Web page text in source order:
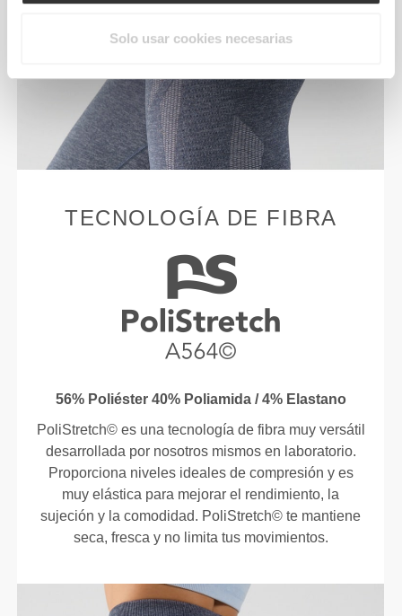
Solo usar cookies necesarias
TECNOLOGÍA DE FIBRA
56% Poliéster 40% Poliamida / 4% Elastano
PoliStretch© es una tecnología de fibra muy versátil
desarrollada por nosotros mismos en laboratorio.
Proporciona niveles ideales de compresión y es
muy elástica para mejorar el rendimiento, la
sujeción y la comodidad. PoliStretch© te mantiene
seca, fresca y no limita tus movimientos.